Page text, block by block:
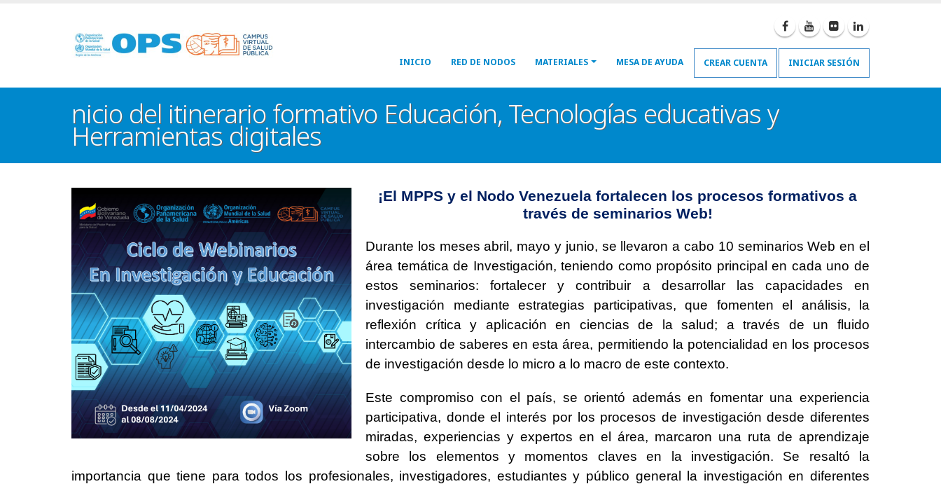
Navegación
principal
INICIO RED DE NODOS MATERIALES MESA DE AYUDA CREAR CUENTA INICIAR SESIÓN
nicio del itinerario formativo Educación, Tecnologías educativas y
Herramientas digitales
¡El MPPS y el Nodo Venezuela fortalecen los procesos formativos a
través de seminarios Web!
Durante los meses abril, mayo y junio, se llevaron a cabo 10 seminarios Web en el
área temática de Investigación, teniendo como propósito principal en cada uno de
estos seminarios: fortalecer y contribuir a desarrollar las capacidades en
investigación mediante estrategias participativas, que fomenten el análisis, la
reflexión crítica y aplicación en ciencias de la salud; a través de un fluido
intercambio de saberes en esta área, permitiendo la potencialidad en los procesos
de investigación desde lo micro a lo macro de este contexto.
Este compromiso con el país, se orientó además en fomentar una experiencia
participativa, donde el interés por los procesos de investigación desde diferentes
miradas, experiencias y expertos en el área, marcaron una ruta de aprendizaje
sobre los elementos y momentos claves en la investigación. Se resaltó la
importancia que tiene para todos los profesionales, investigadores, estudiantes y público general la investigación en diferentes